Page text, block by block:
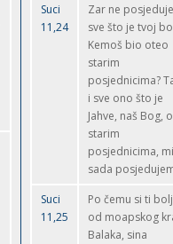
Suci
11,24
Zar ne
sve što je tvoj
Kemoš bio oteo
starim
posjednicima?
i sve ono što je
Jahve, naš Bog,
starim
posjednicima,
sada
Suci
11,25
Po čemu si ti
od moapskog
Balaka, sina